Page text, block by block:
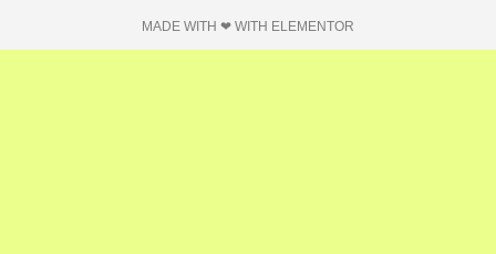
MADE WITH ❤ WITH ELEMENTOR​